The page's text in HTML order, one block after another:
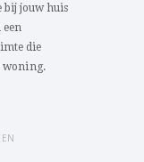
bij jouw huis
een
die
woning.